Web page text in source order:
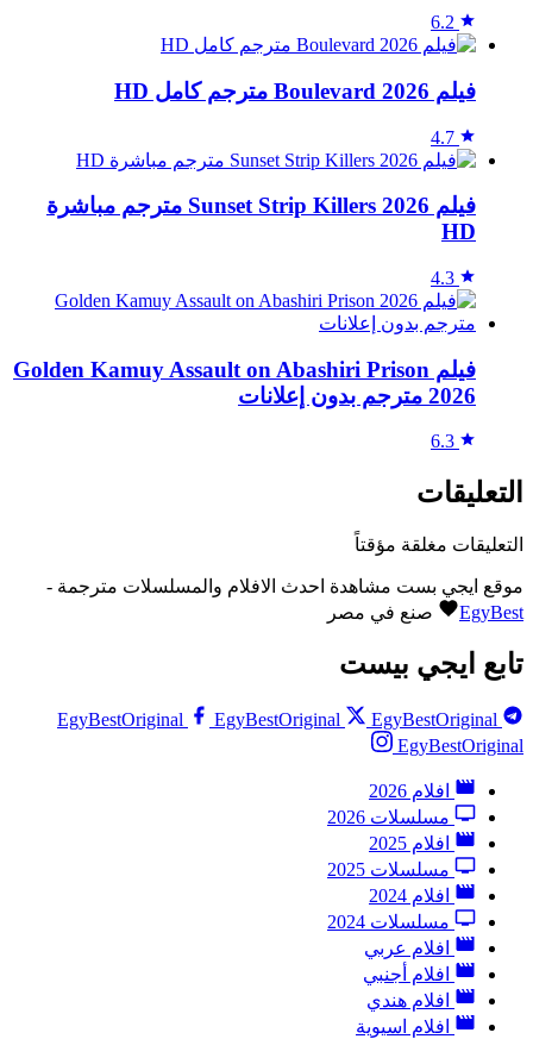
6.2
فيلم Boulevard 2026 مترجم كامل HD
4.7
فيلم Sunset Strip Killers 2026 مترجم مباشرة
HD
4.3
فيلم Golden Kamuy Assault on Abashiri Prison
2026 مترجم بدون إعلانات
6.3
التعليقات
التعليقات مغلقة مؤقتاً
موقع ايجي بست مشاهدة احدث الافلام والمسلسلات مترجمة -
EgyBest
صنع في مصر
تابع ايجي بيست
EgyBestOriginal EgyBestOriginal
EgyBestOriginal
EgyBestOriginal
افلام 2026
مسلسلات 2026
افلام 2025
مسلسلات 2025
افلام 2024
مسلسلات 2024
افلام عربي
افلام أجنبي
افلام هندي
افلام اسيوية